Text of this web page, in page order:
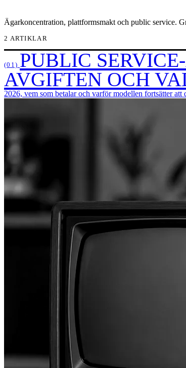
Ägarkoncentration, plattformsmakt och public service.
2 ARTIKLAR
(01) PUBLIC
AVGIFTEN OCH
2026, vem som betalar och varför modellen fortsätter att